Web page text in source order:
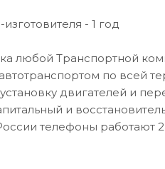
- 1 год
любой Транспортной
по всей
двигателей и
и
телефоны работают